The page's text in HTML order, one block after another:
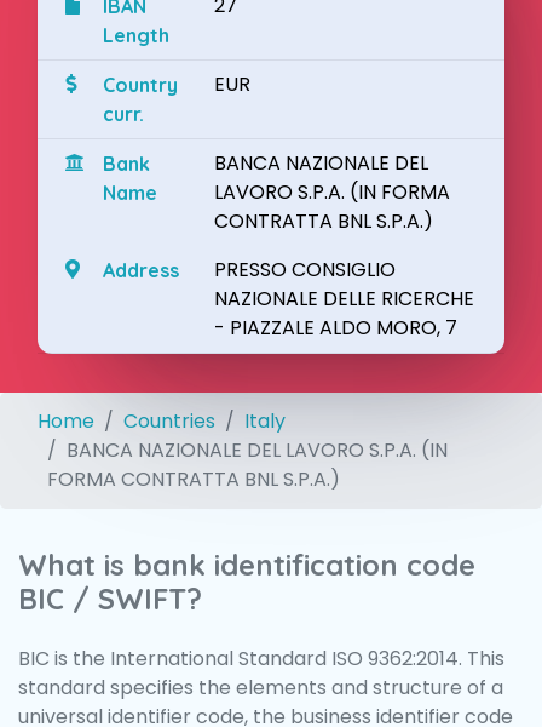
IBAN
Length
Country
curr.
EUR
Bank
Name
BANCA NAZIONALE DEL
LAVORO S.P.A. (IN FORMA
CONTRATTA BNL S.P.A.)
Address
PRESSO CONSIGLIO
NAZIONALE DELLE RICERCHE
- PIAZZALE ALDO MORO, 7
Home Countries
Italy
BANCA NAZIONALE DEL LAVORO S.P.A. (IN
FORMA CONTRATTA BNL S.P.A.)
What is bank identification code
BIC / SWIFT?
BIC is the International Standard ISO 9362:2014. This
standard specifies the elements and structure of a
universal identifier code, the business identifier code